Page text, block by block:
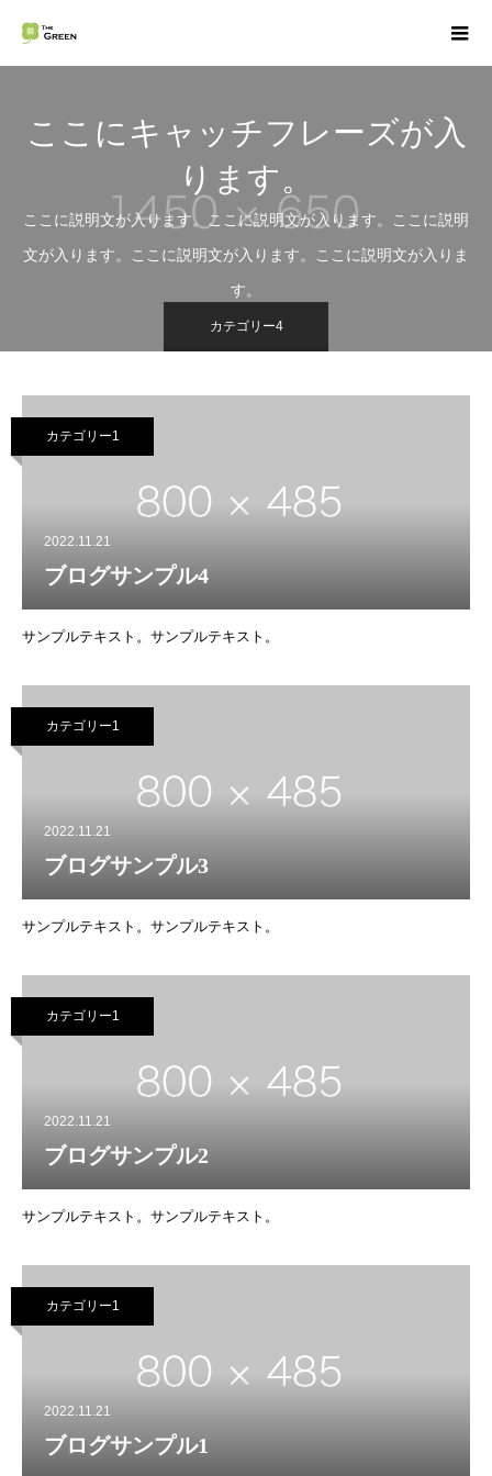
ここにキャッチフレーズが入
ります。
ここに説明文が入ります。ここに説明文が入ります。ここに説明
文が入ります。ここに説明文が入ります。ここに説明文が入りま
す。
カテゴリー4
カテゴリー1
2022.11.21
ブログサンプル4
サンプルテキスト。サンプルテキスト。
カテゴリー1
2022.11.21
ブログサンプル3
サンプルテキスト。サンプルテキスト。
カテゴリー1
2022.11.21
ブログサンプル2
サンプルテキスト。サンプルテキスト。
カテゴリー1
2022.11.21
ブログサンプル1